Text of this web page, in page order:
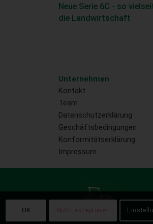
Neue Serie 6C - so
die Landwirtschaft
Unternehmen
Kontakt
Team
Datenschutzerklärung
Geschäftsbedingungen
Konformitätserklärung
Impressum
OK Nicht akzeptieren